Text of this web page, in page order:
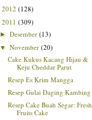
2012 (128)
2011 (309)
►Desember(13)
▼November(20)
Cake Kukus Kacang Hijau &
Keju Cheddar Parut
Resep Es Krim Mangga
Resep Gulai Daging Kambing
Resep Cake Buah Segar: Fresh
Fruits Cake